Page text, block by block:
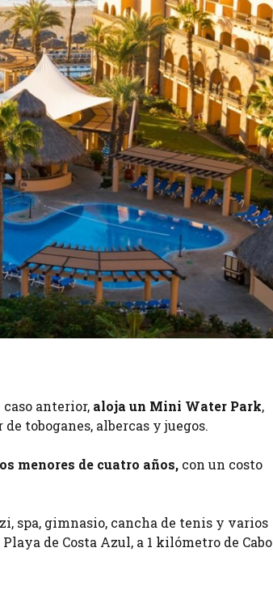
anterior, aloja un Mini Water Park,
toboganes, albercas y juegos.
menores de cuatro años, con un costo
spa, gimnasio, cancha de tenis y varios
de Costa Azul, a 1 kilómetro de Cabo